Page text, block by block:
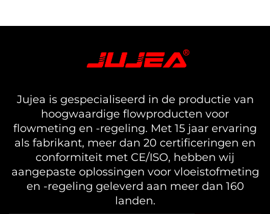
Jujea is gespecialiseerd in de productie van
hoogwaardige flowproducten voor
flowmeting en -regeling. Met 15 jaar ervaring
als fabrikant, meer dan 20 certificeringen en
conformiteit met CE/ISO, hebben wij
aangepaste oplossingen voor vloeistofmeting
en -regeling geleverd aan meer dan 160
landen.